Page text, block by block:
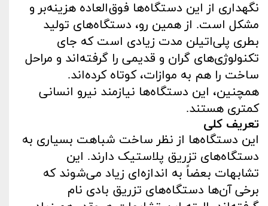
نگهداری از این دستگاه‌ها فوق‌العاده هزینه‌بر و
مشکل است. از همین رو، دستگاه‌های تولید
بطری پلی‌اتیلن مدت زیادی است که جای
تکنولوژی‌های گران و قدیمی را گرفته‌اند و مراحل
ساخت را هم به‌ موازات، کوتاه کرده‌اند.
همچنین، این دستگاه‌ها نیازمند نیرو انسانی
کمتری هستند.
تعریف کلی
این دستگاه‌ها از نظر ساخت شباهت بسیاری به
دستگاه‌های تزریق پلاستیک دارند. این
تشابهات بعضاً به ‌اندازه‌ای زیاد می‌شوند که
برخی آن‌ها دستگاه‌های تزریق بادی نام